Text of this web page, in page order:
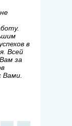
в
Всей
за
Вами.